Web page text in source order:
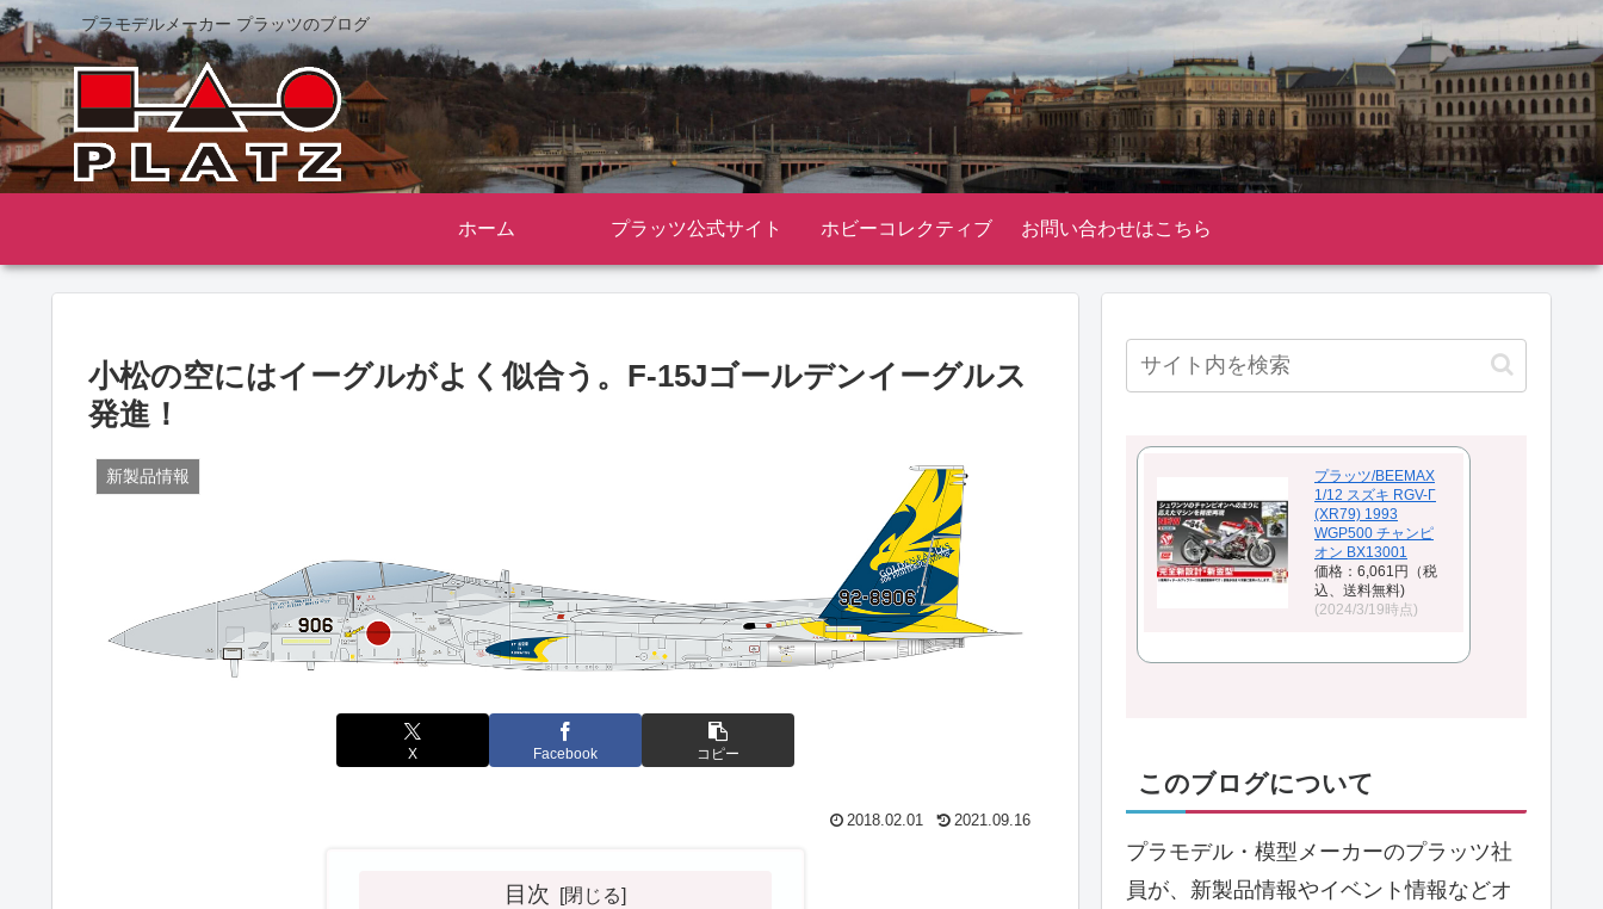
プラモデルメーカー プラッツのブログ
ホーム プラッツ公式サイト ホビーコレクティブ お問い合わせはこちら
小松の空にはイーグルがよく似合う。F-15Jゴールデンイーグルス
発進！
新製品情報
X Facebook コピー
2018.02.01 2021.09.16
目次
プラッツ/BEEMAX
1/12 スズキ RGV-Γ
(XR79) 1993
WGP500 チャンピ
オン BX13001
価格：6,061円（税
込、送料無料)
(2024/3/19時点)
このブログについて
プラモデル・模型メーカーのプラッツ社
員が、新製品情報やイベント情報などオ